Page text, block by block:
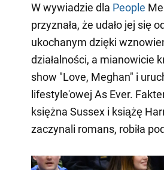
W wywiadzie dla People
przyznała, że udało jej się
ukochanym dzięki
działalności, a mianowicie
show "Love, Meghan" i
lifestyle'owej As Ever.
księżna Sussex i książę
zaczynali romans, robiła